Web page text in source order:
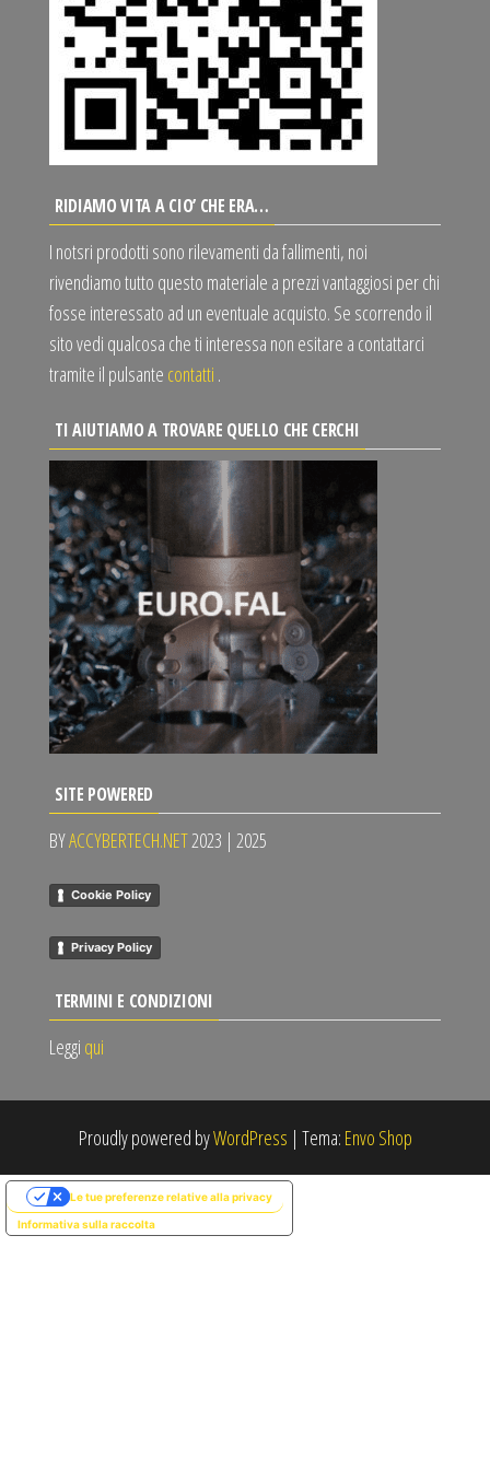
RIDIAMO VITA A CIO’ CHE ERA…
I notsri prodotti sono rilevamenti da fallimenti, noi
rivendiamo tutto questo materiale a prezzi vantaggiosi per chi
fosse interessato ad un eventuale acquisto. Se scorrendo il
sito vedi qualcosa che ti interessa non esitare a contattarci
tramite il pulsante contatti .
TI AIUTIAMO A TROVARE QUELLO CHE CERCHI
SITE POWERED
BYACCYBERTECH.NET2023 | 2025
Cookie Policy
Privacy Policy
TERMINI E CONDIZIONI
Leggi qui
Proudly powered byWordPress | Tema: Envo Shop
Informativa sulla raccolta
Le tue preferenze relative alla privacy